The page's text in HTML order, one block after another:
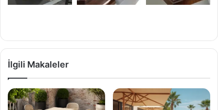
İlgili Makaleler